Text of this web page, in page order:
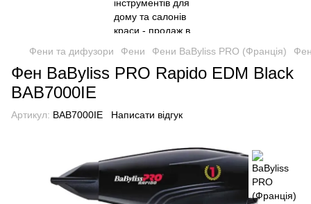
Фени та дифузори Фени Фени BaByliss PRO (Франція)
Фен BaByliss PRO Rapido EDM Black
BAB7000IE
Артикул: BAB7000IE Написати відгук